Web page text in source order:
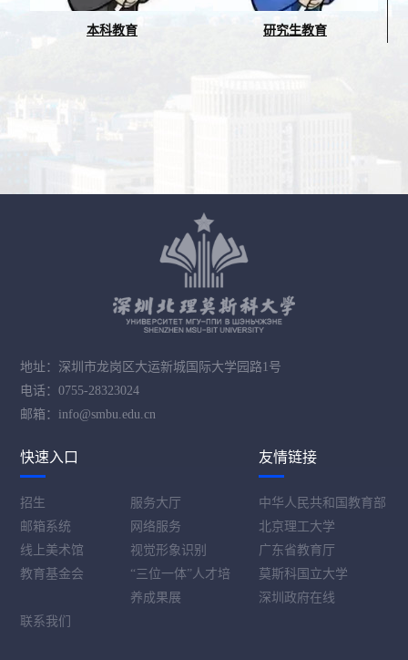
本科教育 研究生教育
地址：深圳市龙岗区大运新城国际大学园路1号
电话：0755-28323024
邮箱：info@smbu.edu.cn
快速入口
招生
服务大厅
邮箱系统
网络服务
线上美术馆
视觉形象识别
教育基金会
“三位一体”人才培
养成果展
联系我们
友情链接
中华人民共和国教育部
北京理工大学
广东省教育厅
莫斯科国立大学
深圳政府在线